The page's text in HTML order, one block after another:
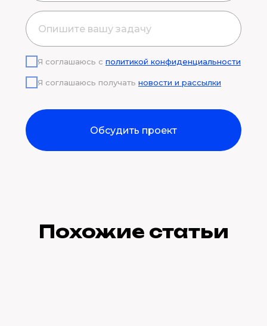
Я соглашаюсь с политикой конфиденциальности
Я соглашаюсь получать новости и рассылки
Обсудить проект
Похожие статьи